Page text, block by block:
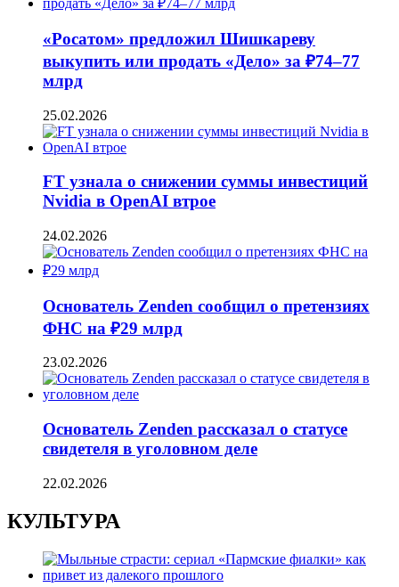
«Росатом» предложил Шишкареву
выкупить или продать «Дело» за ₽74–77
млрд
25.02.2026
FT узнала о снижении суммы инвестиций
Nvidia в OpenAI втрое
24.02.2026
Основатель Zenden сообщил о претензиях
ФНС на ₽29 млрд
23.02.2026
Основатель Zenden рассказал о статусе
свидетеля в уголовном деле
22.02.2026
КУЛЬТУРА